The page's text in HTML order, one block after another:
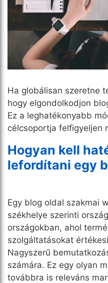
Ha globálisan szeretne
hogy elgondolkodjon
Ez a leghatékonyabb
célcsoportja felfigyeljen
Hogyan kell
lefordítani egy
Egy blog oldal szakmai
székhelye szerinti
országokban, ahol
szolgáltatásokat
Nagyszerű
számára. Ez egy olyan
továbbra is releváns